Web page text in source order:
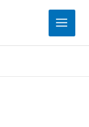
Main